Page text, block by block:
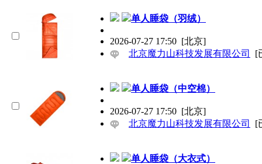
单人睡袋（羽绒）
2026-07-27 17:50 [北京]
北京魔力山科技发展有限公司
[
单人睡袋（中空棉）
2026-07-27 17:50 [北京]
北京魔力山科技发展有限公司
[
单人睡袋（大衣式）